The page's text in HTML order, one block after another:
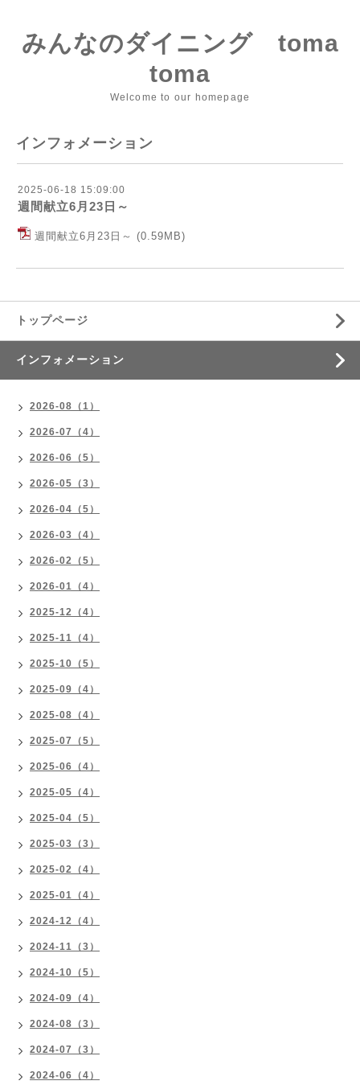
みんなのダイニング toma
toma
Welcome to our homepage
インフォメーション
2025-06-18 15:09:00
週間献立6月23日～
週間献立6月23日～ (0.59MB)
トップページ
インフォメーション
2026-08（1）
2026-07（4）
2026-06（5）
2026-05（3）
2026-04（5）
2026-03（4）
2026-02（5）
2026-01（4）
2025-12（4）
2025-11（4）
2025-10（5）
2025-09（4）
2025-08（4）
2025-07（5）
2025-06（4）
2025-05（4）
2025-04（5）
2025-03（3）
2025-02（4）
2025-01（4）
2024-12（4）
2024-11（3）
2024-10（5）
2024-09（4）
2024-08（3）
2024-07（3）
2024-06（4）